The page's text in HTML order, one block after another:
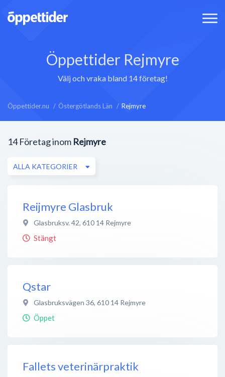
Öppettider Rejmyre
Välj och vraka bland 14 företag!
Öppettider.nu Östergötlands Län Rejmyre
14 Företag inom Rejmyre
ALLA KATEGORIER
Reijmyre Glasbruk
Glasbruksv. 42, 610 14 Rejmyre
Stängt
Qstar
Glasbruksvägen 36, 610 14 Rejmyre
Öppet
Fallets veterinärpraktik